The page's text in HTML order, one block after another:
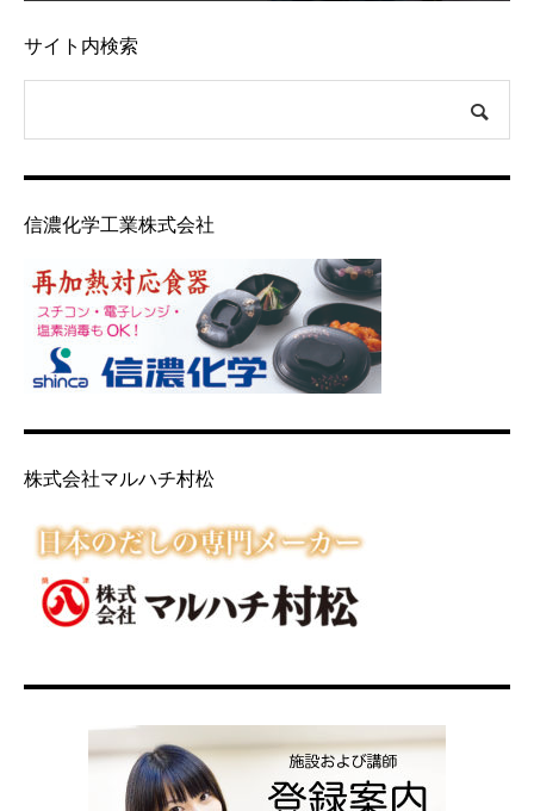
サイト内検索
信濃化学工業株式会社
株式会社マルハチ村松